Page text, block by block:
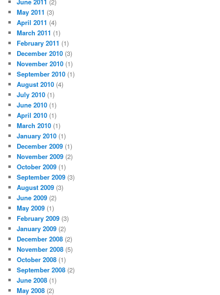
May 2011 (3)
April 2011 (4)
March 2011 (1)
February 2011 (1)
December 2010 (3)
November 2010 (1)
September 2010 (1)
August 2010 (4)
July 2010 (1)
June 2010 (1)
April 2010 (1)
March 2010 (1)
January 2010 (1)
December 2009 (1)
November 2009 (2)
October 2009 (1)
September 2009 (3)
August 2009 (3)
June 2009 (2)
May 2009 (1)
February 2009 (3)
January 2009 (2)
December 2008 (2)
November 2008 (5)
October 2008 (1)
September 2008 (2)
June 2008 (1)
May 2008 (2)